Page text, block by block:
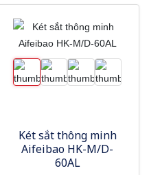
Két sắt thông minh
Aifeibao HK-M/D-
60AL